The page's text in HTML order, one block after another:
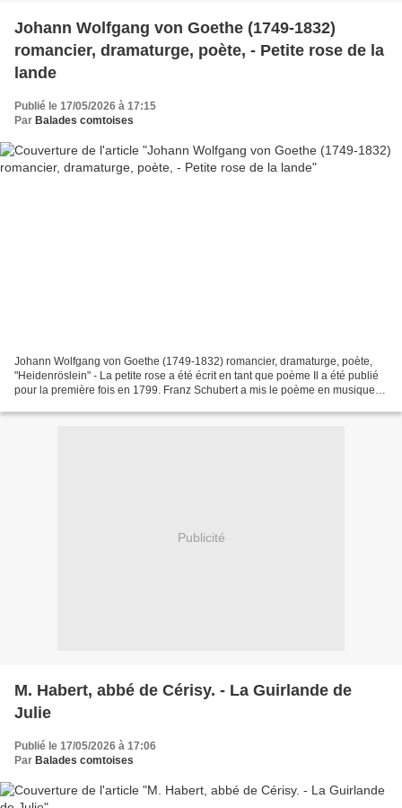
Johann Wolfgang von Goethe (1749-1832)
romancier, dramaturge, poète, - Petite rose de la
lande
Publié le 17/05/2026 à 17:15
Par Balades comtoises
Johann Wolfgang von Goethe (1749-1832) romancier, dramaturge, poète,
"Heidenröslein" - La petite rose a été écrit en tant que poème Il a été publié
pour la première fois en 1799. Franz Schubert a mis le poème en musique
Publicité
M. Habert, abbé de Cérisy. - La Guirlande de
Julie
Publié le 17/05/2026 à 17:06
Par Balades comtoises